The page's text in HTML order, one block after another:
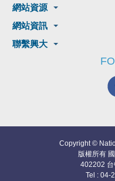
網站資源
網站資訊
聯繫興大
Copyright ©
版權所有
402202
Tel : 04-